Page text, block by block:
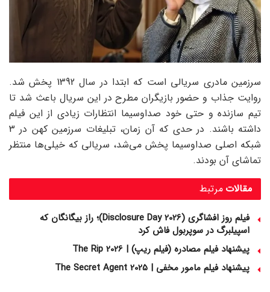
سرزمین مادری سریالی است که ابتدا در سال 1392 پخش شد‌.
روایت جذاب و حضور بازیگران مطرح در این سریال باعث شد تا
تیم سازنده و حتی خود صداوسیما انتظارات زیادی از این فیلم
داشته باشند. در حدی که آن زمان، تبلیغات سرزمین کهن در 3
شبکه اصلی صداوسیما پخش می‌شد، سریالی که خیلی‌ها منتظر
تماشای آن بودند.
مرتبط مقالات
فیلم روز افشاگری (Disclosure Day 2026)؛ راز بیگانگان که
اسپیلبرگ در سوپربول فاش کرد
پیشنهاد فیلم مصادره (فیلم ریپ) | The Rip 2026
پیشنهاد فیلم مامور مخفی | The Secret Agent 2025